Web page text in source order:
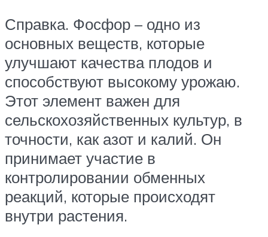
Справка. Фосфор – одно из
основных веществ, которые
улучшают качества плодов и
способствуют высокому урожаю.
Этот элемент важен для
сельскохозяйственных культур, в
точности, как азот и калий. Он
принимает участие в
контролировании обменных
реакций, которые происходят
внутри растения.